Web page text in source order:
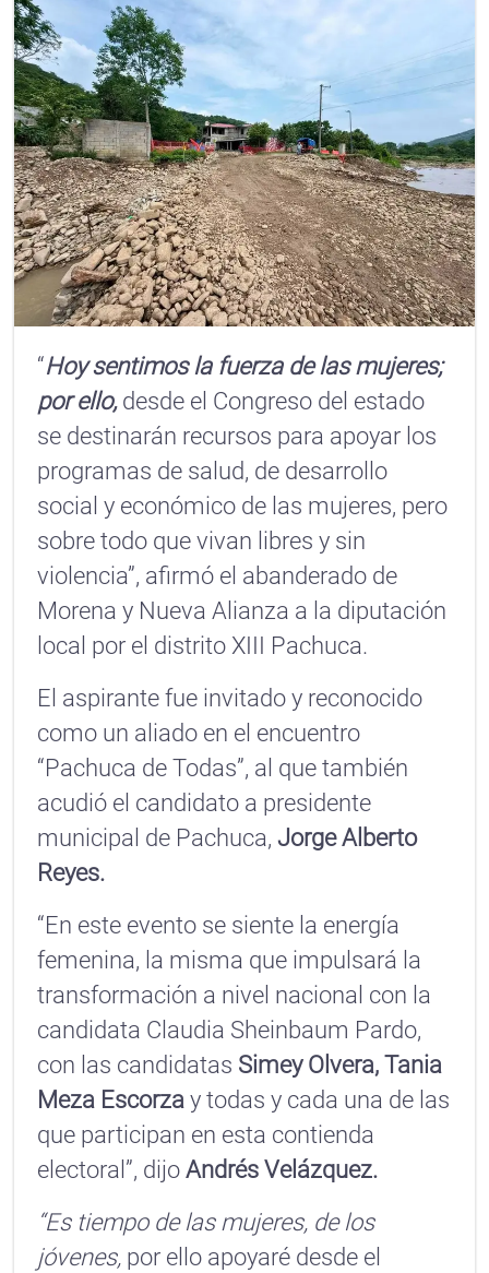
“Hoy sentimos la fuerza de las mujeres;
por ello,desde el Congreso del estado
se destinarán recursos para apoyar los
programas de salud, de desarrollo
social y económico de las mujeres, pero
sobre todo que vivan libres y sin
violencia”, afirmó el abanderado de
Morena y Nueva Alianza a la diputación
local por el distrito XIII Pachuca.
El aspirante fue invitado y reconocido
como un aliado en el encuentro
“Pachuca de Todas”, al que también
acudió el candidato a presidente
municipal de Pachuca,Jorge Alberto
Reyes.
“En este evento se siente la energía
femenina, la misma que impulsará la
transformación a nivel nacional con la
candidata Claudia Sheinbaum Pardo,
con las candidatas Simey Olvera, Tania
Meza Escorza y todas y cada una de las
que participan en esta contienda
electoral”, dijoAndrés Velázquez.
“Es tiempo de las mujeres, de los
jóvenes, por ello apoyaré desde el